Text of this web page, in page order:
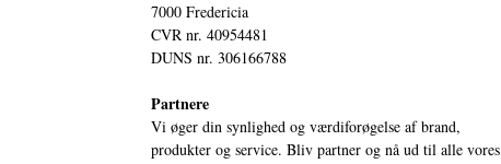
7000 Fredericia
CVR nr. 40954481
DUNS nr. 306166788
Partnere
Vi øger din synlighed og værdiforøgelse af brand,
produkter og service. Bliv partner og nå ud til alle vores